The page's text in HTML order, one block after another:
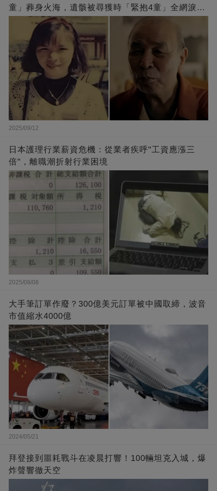
童」葬身火海，遺骸被尋獲時「緊抱4童」全網淚
崩：真正的英雄不該被遺忘
2025/09/12
日本護理行業薪資危機：從業者疾呼"工資應漲三
倍"，離職潮折射行業困境
2025/08/08
大手筆訂單作廢？300億美元訂單被中國取締，波音
市值縮水4000億
2024/05/21
拜登接到噩耗戰斗在凌晨打響！100輛坦克入城，爆
炸聲響徹天空